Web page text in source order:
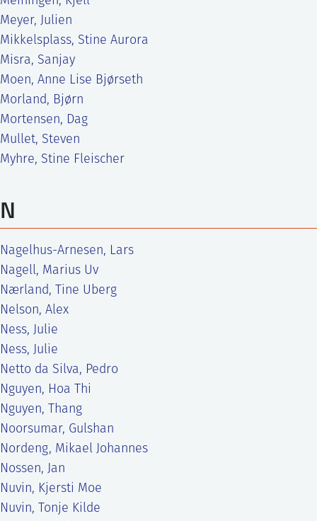
Meyer, Julien
Mikkelsplass, Stine Aurora
Misra, Sanjay
Moen, Anne Lise Bjørseth
Morland, Bjørn
Mortensen, Dag
Mullet, Steven
Myhre, Stine Fleischer
N
Nagelhus-Arnesen, Lars
Nagell, Marius Uv
Nærland, Tine Uberg
Nelson, Alex
Ness, Julie
Ness, Julie
Netto da Silva, Pedro
Nguyen, Hoa Thi
Nguyen, Thang
Noorsumar, Gulshan
Nordeng, Mikael Johannes
Nossen, Jan
Nuvin, Kjersti Moe
Nuvin, Tonje Kilde